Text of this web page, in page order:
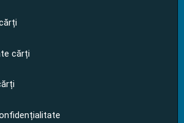
cărți